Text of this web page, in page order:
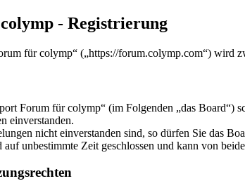
- Registrierung
für colymp“ („https://forum.colymp.com“) wird
Forum für colymp“ (im Folgenden „das Board“)
einverstanden.
nicht einverstanden sind, so dürfen Sie das
unbestimmte Zeit geschlossen und kann von